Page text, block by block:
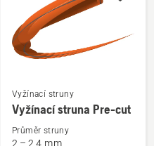
Zobrazit
více
informací
Vyžínací struny
Vyžínací struna Pre-cut
Průměr struny
2 – 2,4 mm